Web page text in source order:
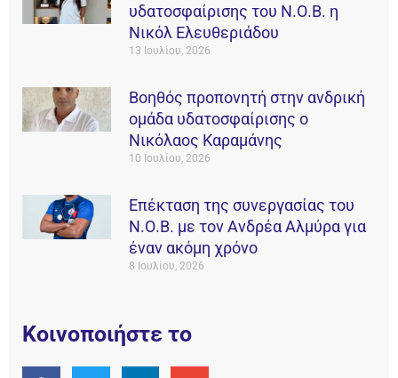
υδατοσφαίρισης του Ν.Ο.Β. η
Νικόλ Ελευθεριάδου
13 Ιουλίου, 2026
Βοηθός προπονητή στην ανδρική
ομάδα υδατοσφαίρισης ο
Νικόλαος Καραμάνης
10 Ιουλίου, 2026
Επέκταση της συνεργασίας του
Ν.Ο.Β. με τον Ανδρέα Αλμύρα για
έναν ακόμη χρόνο
8 Ιουλίου, 2026
Κοινοποιήστε το